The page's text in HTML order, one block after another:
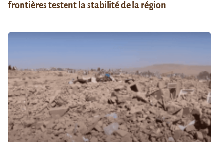
frontières testent la stabilité de la région